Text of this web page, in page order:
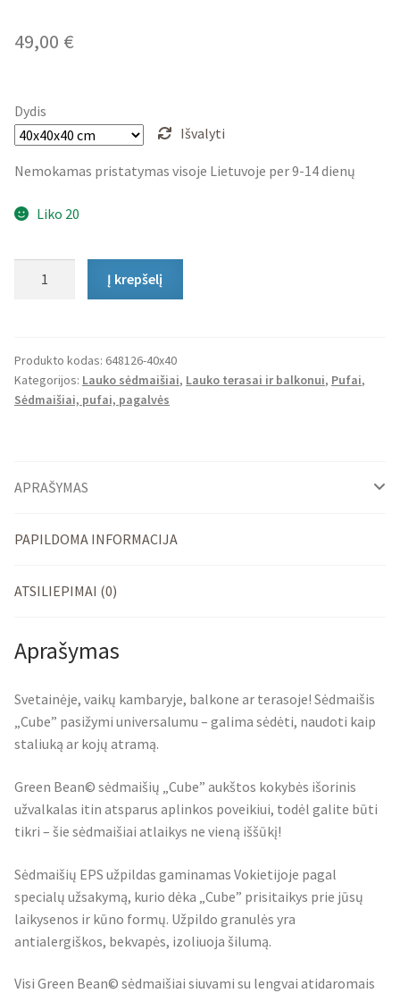
49,00 €
Dydis
Išvalyti
Nemokamas pristatymas visoje Lietuvoje per 9-14 dienų
Liko 20
Cube
Į krepšelį
Produkto kodas: 648126-40x40
Kategorijos: Lauko sėdmaišiai, Lauko terasai ir balkonui, Pufai,
Sėdmaišiai, pufai, pagalvės
APRAŠYMAS
PAPILDOMA INFORMACIJA
ATSILIEPIMAI (0)
Aprašymas
Svetainėje, vaikų kambaryje, balkone ar terasoje! Sėdmaišis
„Cube” pasižymi universalumu – galima sėdėti, naudoti kaip
staliuką ar kojų atramą.
Green Bean© sėdmaišių „Cube” aukštos kokybės išorinis
užvalkalas itin atsparus aplinkos poveikiui, todėl galite būti
tikri – šie sėdmaišiai atlaikys ne vieną iššūkį!
Sėdmaišių EPS užpildas gaminamas Vokietijoje pagal
specialų užsakymą, kurio dėka „Cube” prisitaikys prie jūsų
laikysenos ir kūno formų. Užpildo granulės yra
antialergiškos, bekvapės, izoliuoja šilumą.
Visi Green Bean© sėdmaišiai siuvami su lengvai atidaromais